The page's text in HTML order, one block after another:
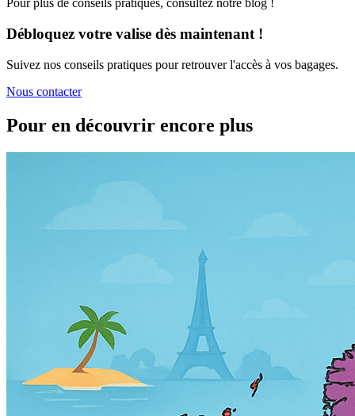
Pour plus de conseils pratiques, consultez notre blog !
Débloquez votre valise dès maintenant !
Suivez nos conseils pratiques pour retrouver l'accès à vos bagages.
Nous contacter
Pour en découvrir encore plus